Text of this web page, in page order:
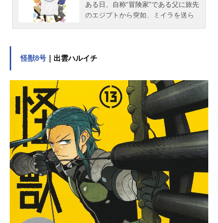
ある日、自称“冒険家”である父に旅先
のエジプトから突如、ミイラを送ら
のく空。だが、送られてきた大きな
と手のひらサイズのミイラだっ
た・・・。作品名ミイラの飼い方放
送形態TVアニメスケジュール2018年
1月11日（木）～2018年3月29日
（木）TBSほか話数全12話キャスト
柏木空役：田村睦心神谷他月役：河
本啓佑茂木朝役：茜屋日海夏柏木カ
エデ役：茅野愛衣立秋大地役：山下
誠一郎スタッフ原作：空木かける（c
omico）プロデューサー：那須田淳監
督：かおりシリーズ構成：赤尾でこ
キャラクターデザイン：岸田隆宏ア
ニメーション制作：エイトビット主
題歌OP：「不思議な旅はつづくの
怪獣8号 ｜出雲ハルイチ